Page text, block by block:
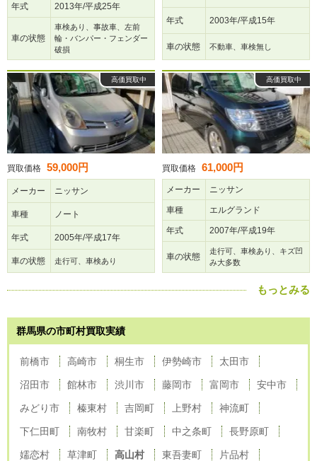
年式 2013年/平成25年
車の状態
車検あり、事故車、左前
輪・バンパー・フェンダー
破損
年式 2003年/平成15年
車の状態 不動車、車検無し
高価買取中
買取価格 59,000円
メーカー ニッサン
車種 ノート
年式 2005年/平成17年
車の状態 走行可、車検あり
高価買取中
買取価格 61,000円
メーカー ニッサン
車種 エルグランド
年式 2007年/平成19年
車の状態
走行可、車検あり、キズ凹
み大多数
もっとみる
群馬県の市町村買取実績
前橋市 高崎市 桐生市 伊勢崎市 太田市
沼田市 館林市 渋川市 藤岡市 富岡市 安中市
みどり市 榛東村 吉岡町 上野村 神流町
下仁田町 南牧村 甘楽町 中之条町 長野原町
嬬恋村 草津町 高山村 東吾妻町 片品村